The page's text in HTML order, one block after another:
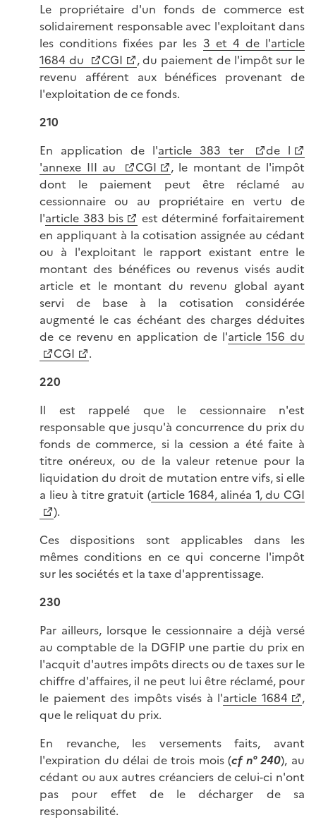
Le propriétaire d'un fonds de commerce est
solidairement responsable avec l'exploitant dans
les conditions fixées par les 3 et 4 de l'article
1684 du
CGI
, du paiement de l'impôt sur le
revenu afférent aux bénéfices provenant de
l'exploitation de ce fonds.
210
En application de l'article 383 ter
de l
'annexe III au
CGI
, le montant de l'impôt
dont le paiement peut être réclamé au
cessionnaire ou au propriétaire en vertu de
l'article 383 bis
est déterminé forfaitairement
en appliquant à la cotisation assignée au cédant
ou à l'exploitant le rapport existant entre le
montant des bénéfices ou revenus visés audit
article et le montant du revenu global ayant
servi de base à la cotisation considérée
augmenté le cas échéant des charges déduites
de ce revenu en application de l'article 156 du
CGI
.
220
Il est rappelé que le cessionnaire n'est
responsable que jusqu'à concurrence du prix du
fonds de commerce, si la cession a été faite à
titre onéreux, ou de la valeur retenue pour la
liquidation du droit de mutation entre vifs, si elle
a lieu à titre gratuit (article 1684, alinéa 1, du CGI
).
Ces dispositions sont applicables dans les
mêmes conditions en ce qui concerne l'impôt
sur les sociétés et la taxe d'apprentissage.
230
Par ailleurs, lorsque le cessionnaire a déjà versé
au comptable de la DGFIP une partie du prix en
l'acquit d'autres impôts directs ou de taxes sur le
chiffre d'affaires, il ne peut lui être réclamé, pour
le paiement des impôts visés à l'article 1684
,
que le reliquat du prix.
En revanche, les versements faits, avant
l'expiration du délai de trois mois (cf n° 240), au
cédant ou aux autres créanciers de celui-ci n'ont
pas pour effet de le décharger de sa
responsabilité.